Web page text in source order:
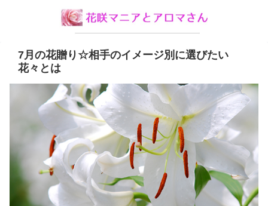
7月の花贈り☆相手のイメージ別に選びたい
花々とは